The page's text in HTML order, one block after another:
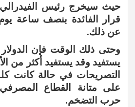
حيث سيخرج رئيس
قرار الفائدة بنصف ساعة يوم
عن ذلك.
وحتى ذلك الوقت فإن
يستفيد وقد يستفيد أكثر من
التصريحات في حالة كانت
على متانة القطاع
حرب التضخم.